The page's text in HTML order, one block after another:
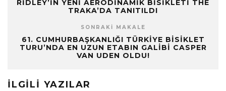
RIDLEY’IN YENI AERODINAMIK BISIKLETI THE
TRAKA’DA TANITILDI
SONRAKI MAKALE
61. CUMHURBAŞKANLIĞI TÜRKIYE BISIKLET
TURU’NDA EN UZUN ETABIN GALIBI CASPER
VAN UDEN OLDU!
İLGILI YAZILAR